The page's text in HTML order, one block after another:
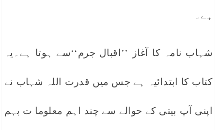
ہے۔
شہاب نامہ کا آغاز ’’اقبال جرم‘‘سے ہوتا ہے۔یہ
کتاب کا ابتدائیہ ہے جس میں قدرت اللہ شہاب نے
اپنی آپ بیتی کے حوالے سے چند اہم معلوما ت بہم